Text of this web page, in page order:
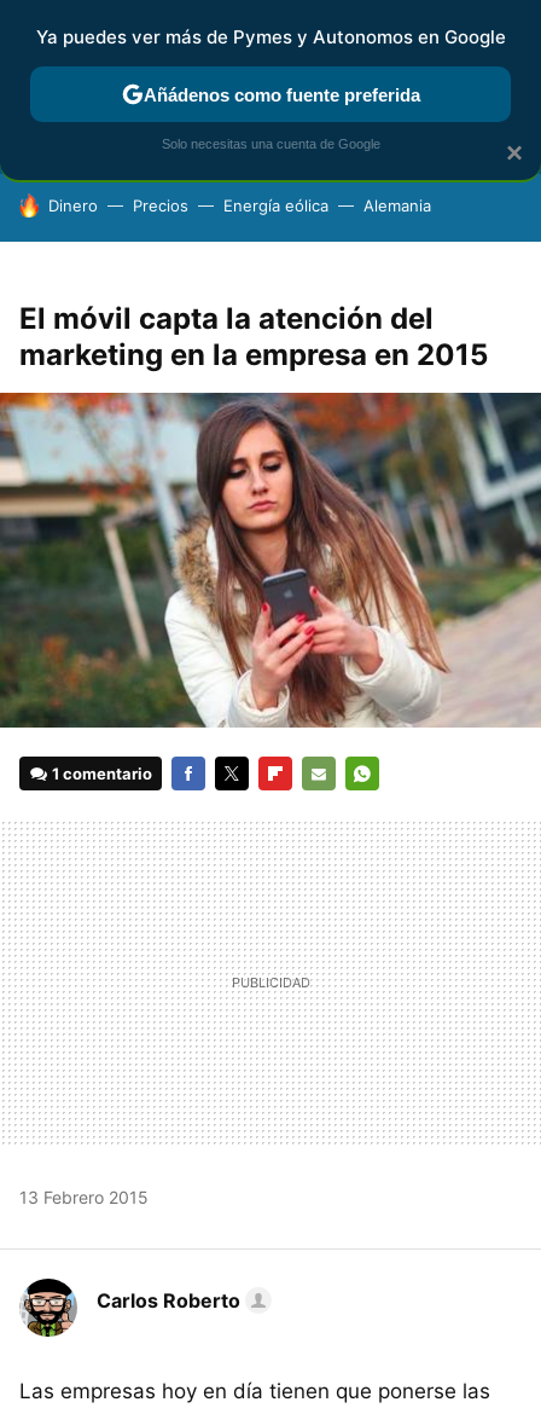
FISCALIDAD Y CONTABILIDAD KIT DIGITAL RENTA
HOY SE HABLA DE
Dinero Precios Energía eólica Alemania
El móvil capta la atención del
marketing en la empresa en 2015
1 comentario
MAIL
13 Febrero 2015
Carlos Roberto
Las empresas hoy en día tienen que ponerse las
×
Ya puedes ver más de Pymes y Autonomos en Google
Añádenos como fuente preferida
Solo necesitas una cuenta de Google